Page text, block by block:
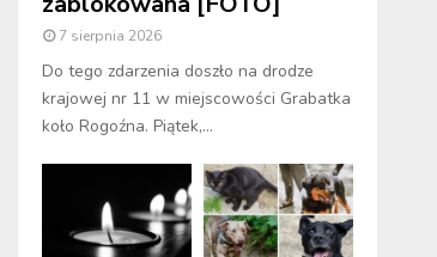
7 sierpnia 2026
Do tego zdarzenia doszło na drodze
krajowej nr 11 w miejscowości Grabatka
koło Rogoźna. Piątek,...